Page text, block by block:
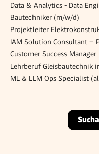
Data & Analytics - Data
Bautechniker (m/w/d)
Projektleiter
IAM Solution Consultant –
Customer Success
Lehrberuf Gleisbautechnik
ML & LLM Ops Specialist